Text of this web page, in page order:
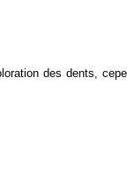
des dents,